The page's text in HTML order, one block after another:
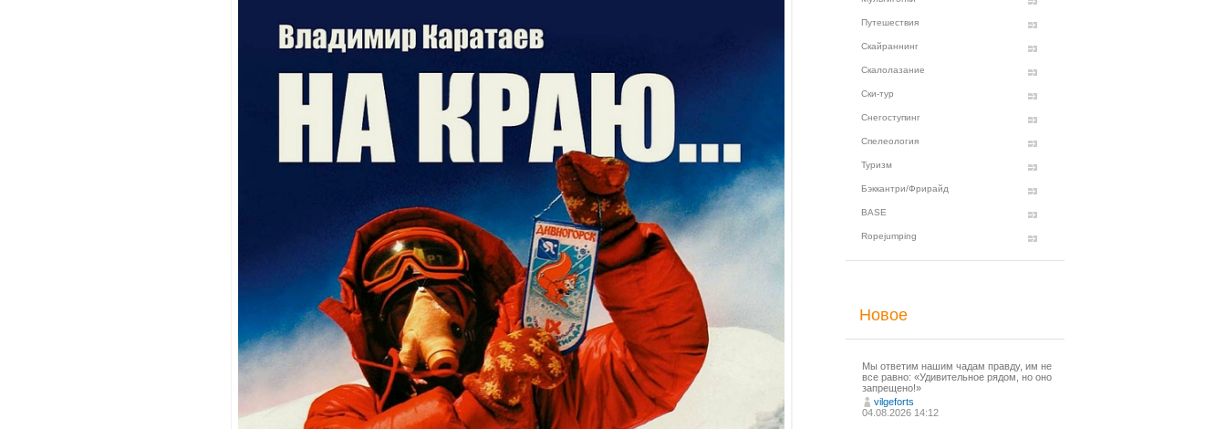
Путешествия
Скайраннинг
Скалолазание
Ски-тур
Снегоступинг
Спелеология
Туризм
Бэккантри/Фрирайд
BASE
Ropejumping
Новое
Мы ответим нашим чадам правду, им не
все равно: «Удивительное рядом, но оно
запрещено!»
vilgeforts
04.08.2026 14:12